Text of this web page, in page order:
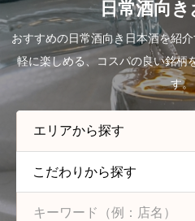
日常酒向
おすすめの日常酒向き日本酒を紹
軽に楽しめる、コスパの良い銘柄
す。
こだわりから探す